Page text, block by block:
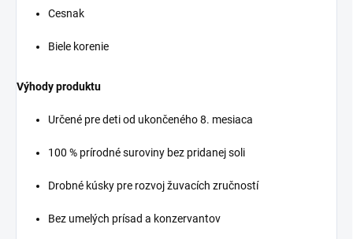
Cesnak
Biele korenie
Výhody produktu
Určené pre deti od ukončeného 8. mesiaca
100 % prírodné suroviny bez pridanej soli
Drobné kúsky pre rozvoj žuvacích zručností
Bez umelých prísad a konzervantov